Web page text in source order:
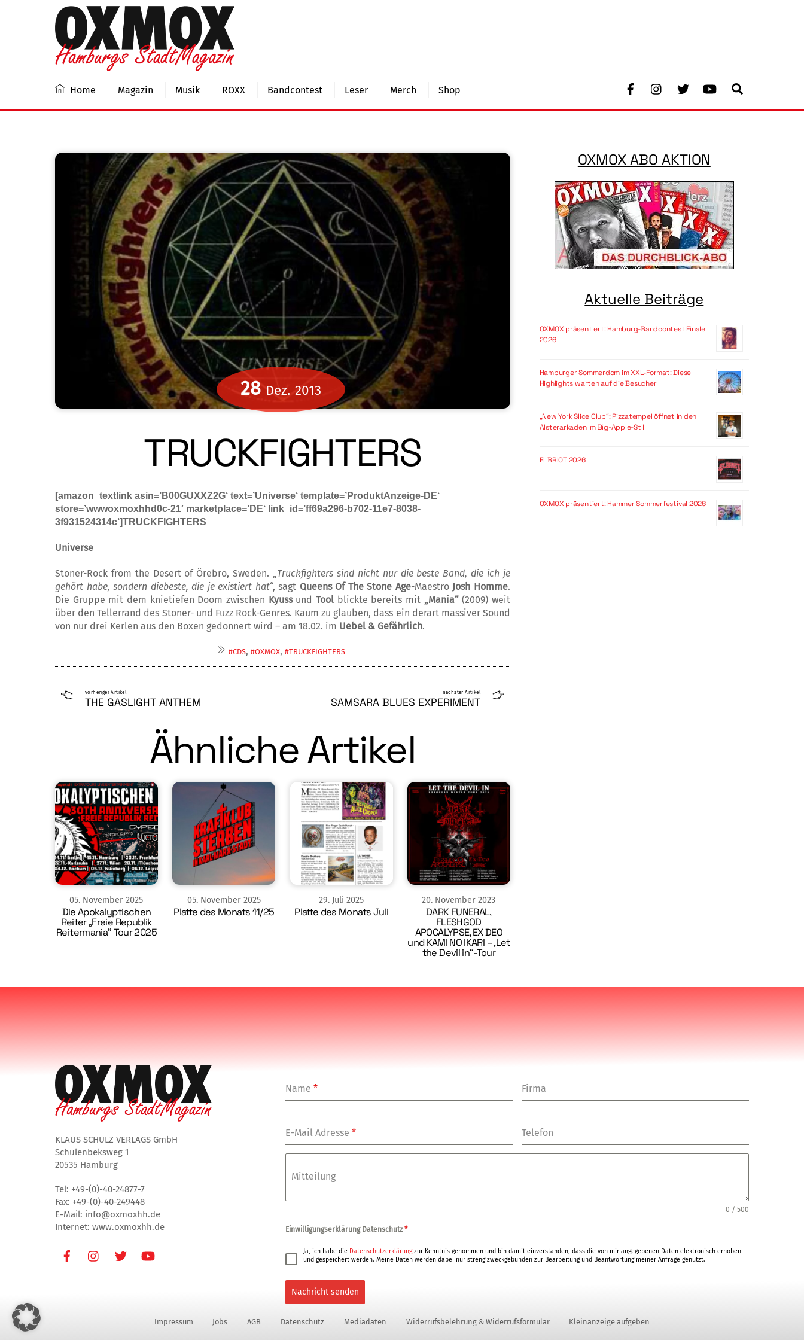
Facebook Youtube
Home Magazin Musik ROXX Bandcontest Leser Merch Shop
28 Dez. 2013
TRUCKFIGHTERS
[amazon_textlink asin=’B00GUXXZ2G‘ text=’Universe‘ template=’ProduktAnzeige-DE‘
store=’wwwoxmoxhhd0c-21′ marketplace=’DE‘ link_id=’ff69a296-b702-11e7-8038-
3f931524314c‘]TRUCKFIGHTERS
Universe
Stoner-Rock from the Desert of Örebro, Swe­den. „ Truckfighters sind nicht nur die beste Band, die ich je
gehört habe, sondern diebes­te, die je existiert hat“, sagt Queens Of The Stone Age-Maestro Josh Homme.
Die Grup­pe mit dem knietiefen Doom zwi­schen Kyussund Toolblickte bereits mit „Mania“(2009) weit
über den Tellerrand des Stoner- und Fuzz Rock-Genres. Kaum zu glauben, dass ein derart massiver Sound
von nur drei Kerlen aus den Boxen gedonnert wird – am 18.02. im Uebel & Gefähr­lich.
#CDS, #OXMOX, #TRUCKFIGHTERS
vorheriger Artikel
THE GASLIGHT ANTHEM
nächster Artikel
SAMSARA BLUES EXPERIMENT
Ähnliche Artikel
05. November 2025
Die Apokalyptischen
Reiter „Freie Republik
Reitermania“ Tour 2025
05. November 2025
Platte des Monats 11/25
29. Juli 2025
Platte des Monats Juli
20. November 2023
DARK FUNERAL,
FLESHGOD
APOCALYPSE, EX DEO
und KAMI NO IKARI – ‚Let
the Devil in“-Tour
OXMOX ABO AKTION
Aktuelle Beiträge
OXMOX präsentiert: Hamburg-Bandcontest Finale
2026
Hamburger Sommerdom im XXL-Format: Diese
Highlights warten auf die Besucher
„New York Slice Club“: Pizzatempel öffnet in den
Alsterarkaden im Big-Apple-Stil
ELBRIOT 2026
OXMOX präsentiert: Hammer Sommerfestival 2026
KLAUS SCHULZ VERLAGS GmbH
Schulenbeksweg 1
20535 Hamburg
Tel: +49-(0)-40-24877-7
Fax: +49-(0)-40-249448
E-Mail: info@oxmoxhh.de
Internet: www.oxmoxhh.de
FacebookInstagramTwitter
Name* Firma
E-Mail Adresse* Telefon
Mitteilung
0 / 500
Einwilligungserklärung Datenschutz*
Ja, ich habe die Datenschutzerklärungzur Kenntnis genommen und bin damit einverstanden, dass die von mir angegebenen Daten elektronisch erhoben
und gespeichert werden. Meine Daten werden dabei nur streng zweckgebunden zur Bearbeitung und Beantwortung meiner Anfrage genutzt.
Nachricht senden
Impressum Jobs AGB Datenschutz Mediadaten Widerrufsbelehrung & Widerrufsformular Kleinanzeige aufgeben